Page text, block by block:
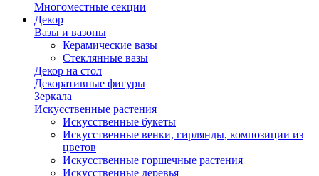
Многоместные секции
Декор
Вазы и вазоны
Керамические вазы
Стеклянные вазы
Декор на стол
Декоративные фигуры
Зеркала
Искусственные растения
Искусственные букеты
Искусственные венки, гирлянды, композиции из
цветов
Искусственные горшечные растения
Искусственные деревья